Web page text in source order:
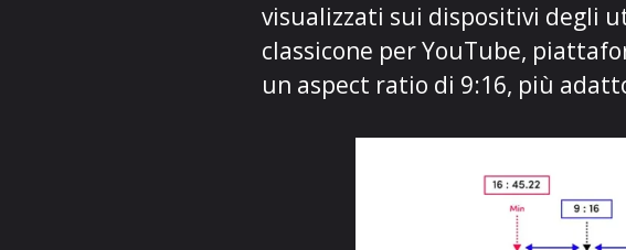
visualizzati sui dispositivi degli
classicone per YouTube,
un aspect ratio di 9:16, più